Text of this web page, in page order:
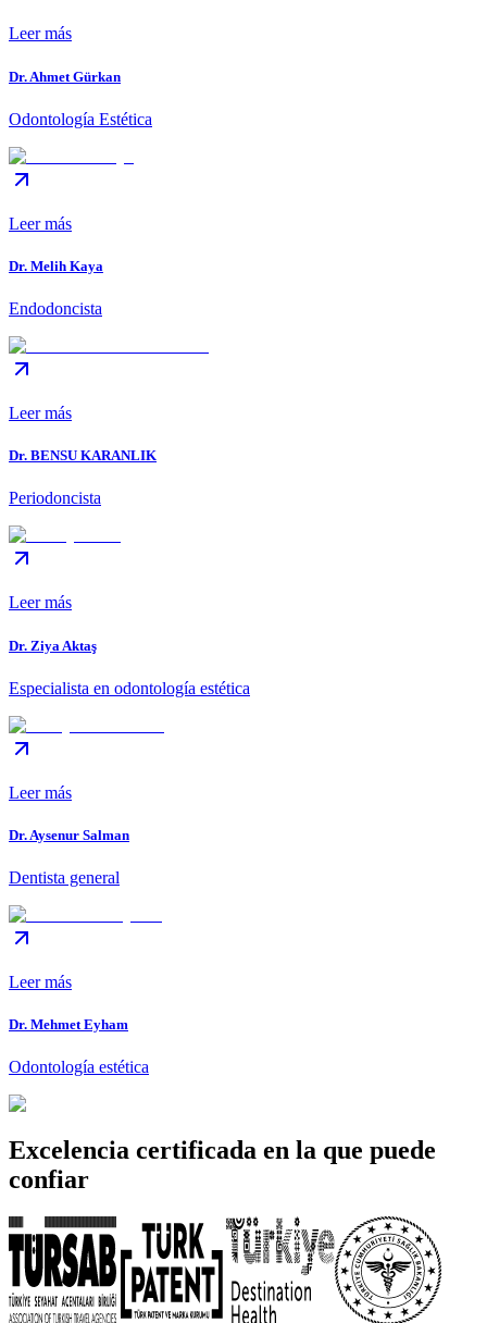
Leer más
Dr. Ahmet Gürkan
Odontología Estética
Leer más
Dr. Melih Kaya
Endodoncista
Leer más
Dr. BENSU KARANLIK
Periodoncista
Leer más
Dr. Ziya Aktaş
Especialista en odontología estética
Leer más
Dr. Aysenur Salman
Dentista general
Leer más
Dr. Mehmet Eyham
Odontología estética
Excelencia certificada en la que puede
confiar